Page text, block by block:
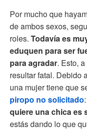
Por mucho que
de ambos sexos,
roles. Todavía es
eduquen para ser
para agradar. Esto,
resultar fatal. Debido
una mujer tiene que
piropo no solicitado:
quiere una chica es
estás dando lo que